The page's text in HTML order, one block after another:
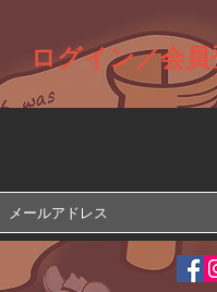
ログイン／会